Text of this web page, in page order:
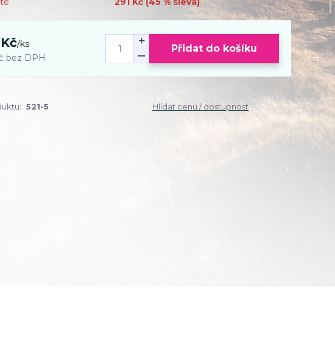
/ks
bez DPH
Přidat do košíku
521-5 Hlídat cenu / dostupnost